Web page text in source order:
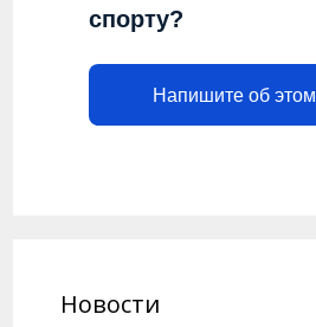
спорту?
Напишите об этом
Новости